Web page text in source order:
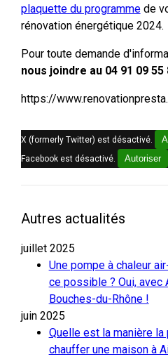
plaquette du programmede
rénovation énergétique 2024.
Pour toute demande
nous joindre au 04 91 09 55
https://
X (formerly Twitter) est désactivé.
Facebook est désactivé. Autoriser
Autres actualités
juillet 2025
Une pompe à chaleur
ce possible ? Oui, avec
Bouches-du-Rhône !
juin 2025
Quelle est la manière
chauffer une maison à